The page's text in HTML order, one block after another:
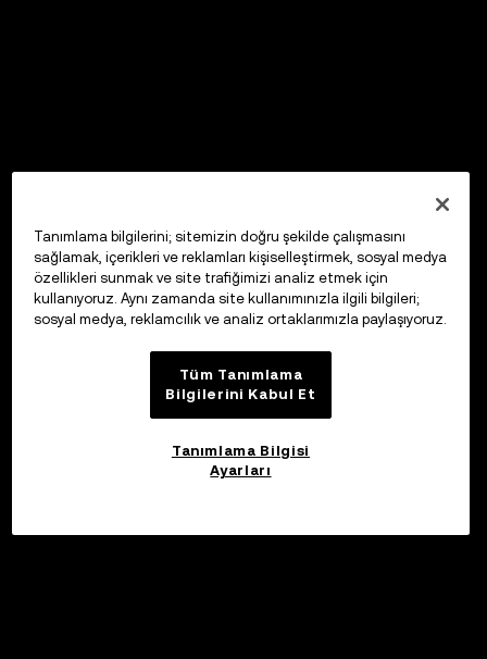
Tanımlama bilgilerini; sitemizin doğru şekilde çalışmasını
sağlamak, içerikleri ve reklamları kişiselleştirmek, sosyal medya
özellikleri sunmak ve site trafiğimizi analiz etmek için
kullanıyoruz. Aynı zamanda site kullanımınızla ilgili bilgileri;
sosyal medya, reklamcılık ve analiz ortaklarımızla paylaşıyoruz.
Tüm Tanımlama
Bilgilerini Kabul Et
Tanımlama Bilgisi
Ayarları